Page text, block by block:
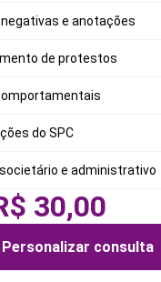
negativas e anotações
de protestos
do SPC
e administrativo
30,00
Personalizar consulta